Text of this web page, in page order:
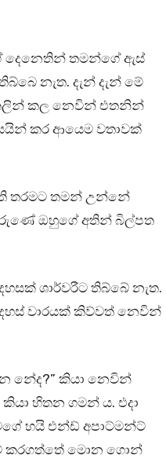
දෙනෙතින් තමන්ගේ ඇස්
නැත. දැන් දැන් මේ
කල නෙවින් එතනින්
කර ආයෙම වතාවක්
තරමට තමන් උන්නේ
ඔහුගේ අතින් බිල්පත
ශාර්වරීට තිබ්බේ නැත.
වාරයක් කිව්වත් නෙවින්
නේද?” කියා නෙවින්
හිතන ගමන් ය. එදා
හයි එන්ඩ් අපාට්මන්ට්
කරගත්තේ මොන ගොන්